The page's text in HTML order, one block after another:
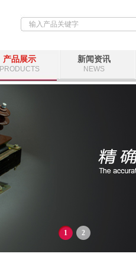
产品展示
PRODUCTS
新闻资讯
NEWS
1 2